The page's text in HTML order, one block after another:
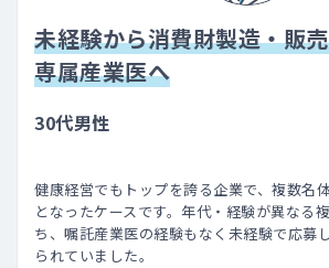
未経験から消費財製造・販
専属産業医へ
30代男性
健康経営でもトップを誇る企業で、複数名
となったケースです。年代・経験が異なる
ち、嘱託産業医の経験もなく未経験で応募
られていました。